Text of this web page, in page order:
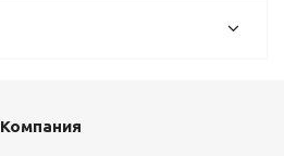
Компания